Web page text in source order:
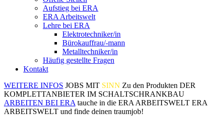
Aufstieg bei ERA
ERA Arbeitswelt
Lehre bei ERA
Elektrotechniker/in
Bürokauffrau/-mann
Metalltechniker/in
Häufig gestellte Fragen
Kontakt
WEITERE INFOS JOBS MIT SINN Zu den Produkten DER
KOMPLETTANBIETER IM SCHALTSCHRANKBAU
ARBEITEN BEI ERA tauche in die ERA ARBEITSWELT ERA
ARBEITSWELT und finde deinen traumjob!